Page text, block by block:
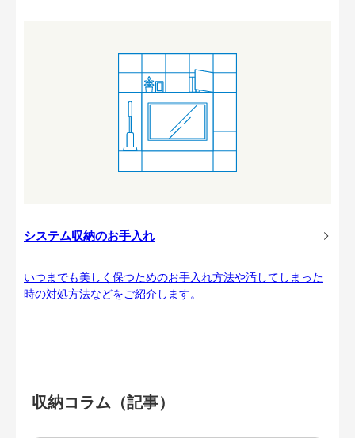
システム収納のお手入れ
いつまでも美しく保つためのお手入れ方法や汚してしまった
時の対処方法などをご紹介します。
収納コラム（記事）